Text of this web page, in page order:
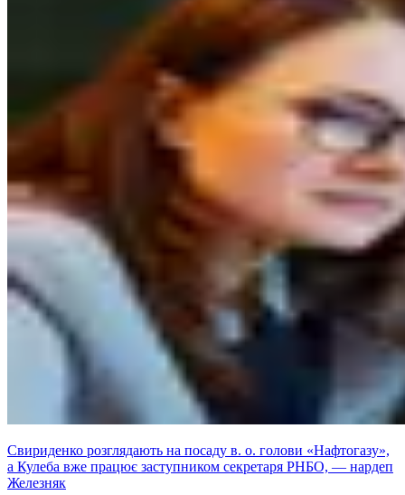
Свириденко розглядають на посаду в. о. голови «Нафтогазу»,
а Кулеба вже працює заступником секретаря РНБО, — нардеп
Железняк